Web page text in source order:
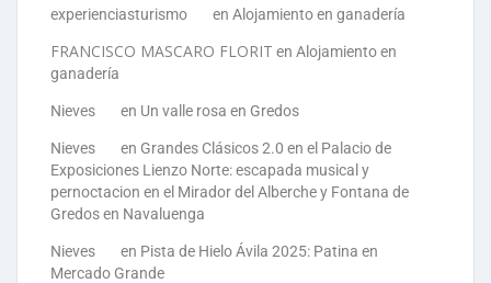
experienciasturismo en Alojamiento en ganadería
FRANCISCO MASCARO FLORIT en Alojamiento en
ganadería
Nieves en Un valle rosa en Gredos
Nieves en Grandes Clásicos 2.0 en el Palacio de
Exposiciones Lienzo Norte: escapada musical y
pernoctacion en el Mirador del Alberche y Fontana de
Gredos en Navaluenga
Nieves en Pista de Hielo Ávila 2025: Patina en
Mercado Grande